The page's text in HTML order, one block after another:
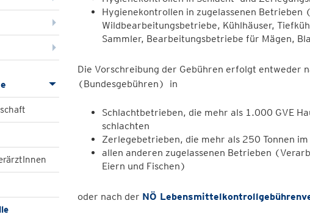
Hygienekontrollen in zugelassenen Betrieben
Wildbearbeitungsbetriebe, Kühlhäuser,
Sammler, Bearbeitungsbetriebe für Mägen,
Die Vorschreibung der Gebühren erfolgt entweder
(Bundesgebühren) in
Schlachtbetrieben, die mehr als 1.000 GVE
schlachten
Zerlegebetrieben, die mehr als 250 Tonnen
allen anderen zugelassenen Betrieben
Eiern und Fischen)
oder nach der NÖ